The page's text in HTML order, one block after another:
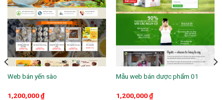
Web bán yến sào
1,200,000₫
Mẫu web bán dược phẩm 01
1,200,000₫